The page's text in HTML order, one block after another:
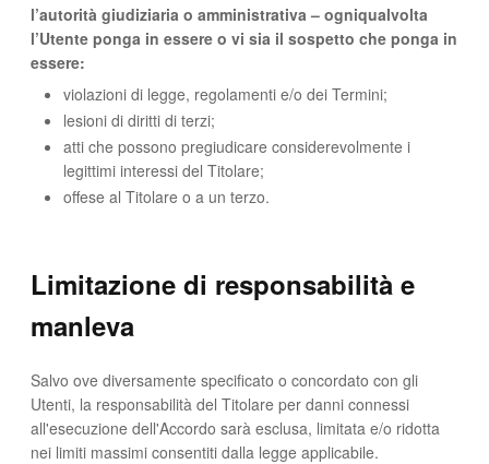
l’autorità giudiziaria o amministrativa – ogniqualvolta
l’Utente ponga in essere o vi sia il sospetto che ponga in
essere:
violazioni di legge, regolamenti e/o dei Termini;
lesioni di diritti di terzi;
atti che possono pregiudicare considerevolmente i
legittimi interessi del Titolare;
offese al Titolare o a un terzo.
Limitazione di responsabilità e
manleva
Salvo ove diversamente specificato o concordato con gli
Utenti, la responsabilità del Titolare per danni connessi
all'esecuzione dell'Accordo sarà esclusa, limitata e/o ridotta
nei limiti massimi consentiti dalla legge applicabile.